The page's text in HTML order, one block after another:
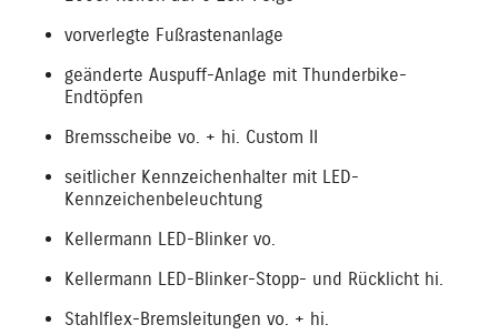
vorverlegte Fußrastenanlage
geänderte Auspuff-Anlage mit Thunderbike-
Endtöpfen
Bremsscheibe vo. + hi. Custom II
seitlicher Kennzeichenhalter mit LED-
Kennzeichenbeleuchtung
Kellermann LED-Blinker vo.
Kellermann LED-Blinker-Stopp- und Rücklicht hi.
Stahlflex-Bremsleitungen vo. + hi.